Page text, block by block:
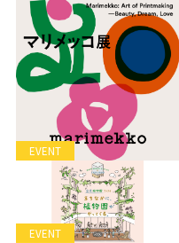
EVENT
EVENT